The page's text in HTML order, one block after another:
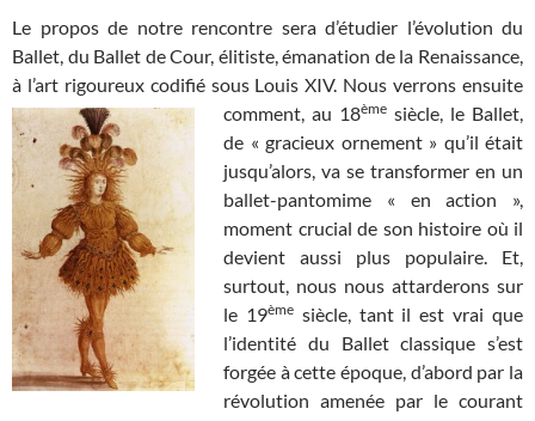
Le propos de notre rencontre sera d’étudier l’évolution du
Ballet, du Ballet de Cour, élitiste, émanation de la Renaissance,
à l’art rigoureux codifié sous Louis XIV. Nous verrons ensuite
comment, au 18ème siècle, le Ballet,
de « gracieux ornement » qu’il était
jusqu’alors, va se transformer en un
ballet-pantomime « en action »,
moment crucial de son histoire où il
devient aussi plus populaire. Et,
surtout, nous nous attarderons sur
le 19èmesiècle, tant il est vrai que
l’identité du Ballet classique s’est
forgée à cette époque, d’abord par la
révolution amenée par le courant